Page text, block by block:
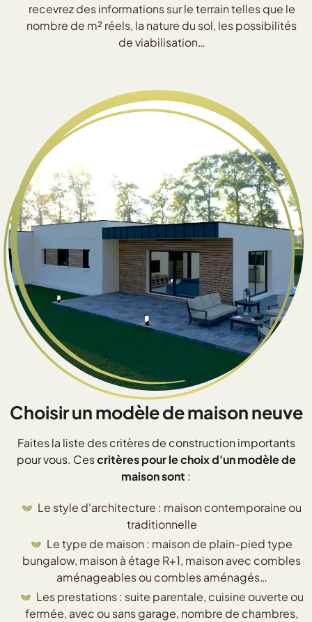
recevrez des informations sur le terrain telles que le
nombre de m² réels, la nature du sol, les possibilités
de viabilisation…
Choisir un modèle de maison neuve
Faites la liste des critères de construction importants
pour vous. Cescritères pour le choix d'un modèle de
maison sont :
Le style d'architecture : maison contemporaine ou
traditionnelle
Le type de maison : maison de plain-pied type
bungalow, maison à étage R+1, maison avec combles
aménageables ou combles aménagés…
Les prestations : suite parentale, cuisine ouverte ou
fermée, avec ou sans garage, nombre de chambres,